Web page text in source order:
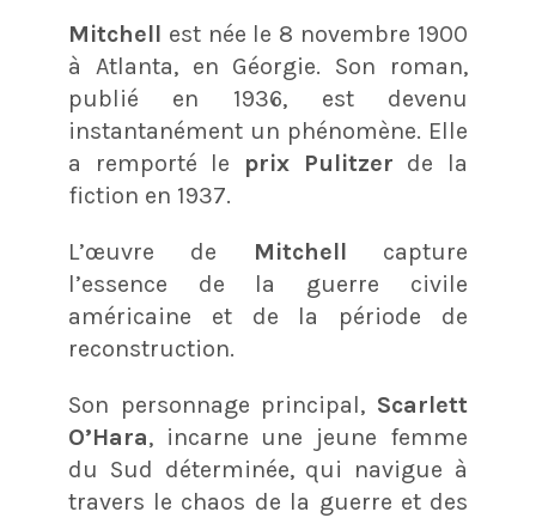
Mitchell est née le 8 novembre 1900
à Atlanta, en Géorgie. Son roman,
publié en 1936, est devenu
instantanément un phénomène. Elle
a remporté le prix Pulitzer de la
fiction en 1937.
L’œuvre de Mitchell capture
l’essence de la guerre civile
américaine et de la période de
reconstruction.
Son personnage principal, Scarlett
O’Hara, incarne une jeune femme
du Sud déterminée, qui navigue à
travers le chaos de la guerre et des